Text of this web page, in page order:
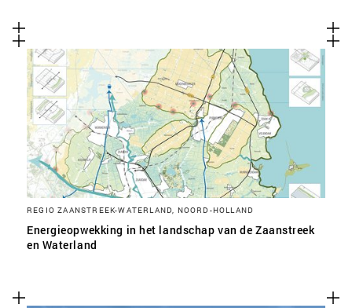
REGIO ZAANSTREEK-WATERLAND, NOORD-HOLLAND
Energieopwekking in het landschap van de Zaanstreek
en Waterland